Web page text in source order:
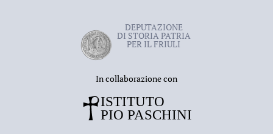
DEPUTAZIONE
DI STORIA PATRIA
PER IL FRIULI
In collaborazione con